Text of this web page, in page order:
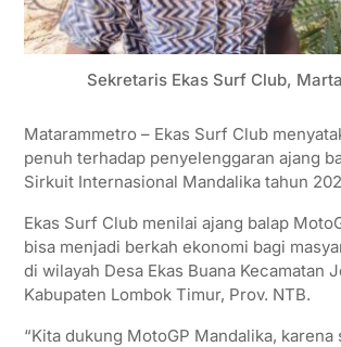
Sekretaris Ekas Surf Club,
Matarammetro – Ekas Surf Club
penuh terhadap penyelenggaran ajang
Sirkuit Internasional Mandalika tahun
Ekas Surf Club menilai ajang balap
bisa menjadi berkah ekonomi bagi
di wilayah Desa Ekas Buana Kecamatan
Kabupaten Lombok Timur, Prov. NTB.
“Kita dukung MotoGP Mandalika,